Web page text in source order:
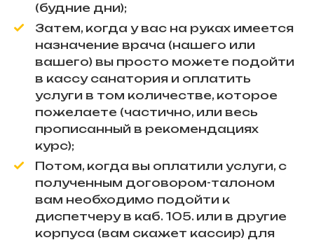
(будние дни);
Затем, когда у вас на руках имеется
назначение врача (нашего или
вашего) вы просто можете подойти
в кассу санатория и оплатить
услуги в том количестве, которое
пожелаете (частично, или весь
прописанный в рекомендациях
курс);
Потом, когда вы оплатили услуги, с
полученным договором-талоном
вам необходимо подойти к
диспетчеру в каб. 105. или в другие
корпуса (вам скажет кассир) для